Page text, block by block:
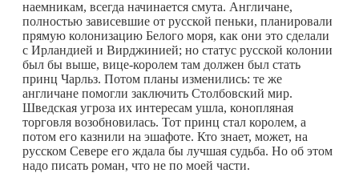
наемникам, всегда начинается смута. Англичане,
полностью зависевшие от русской пеньки, планировали
прямую колонизацию Белого моря, как они это сделали
с Ирландией и Вирджинией; но статус русской колонии
был бы выше, вице-королем там должен был стать
принц Чарльз. Потом планы изменились: те же
англичане помогли заключить Столбовский мир.
Шведская угроза их интересам ушла, конопляная
торговля возобновилась. Тот принц стал королем, a
потом его казнили на эшафоте. Кто знает, может, на
русском Севере его ждала бы лучшая судьба. Но об этом
надо писать роман, что не по моей части.